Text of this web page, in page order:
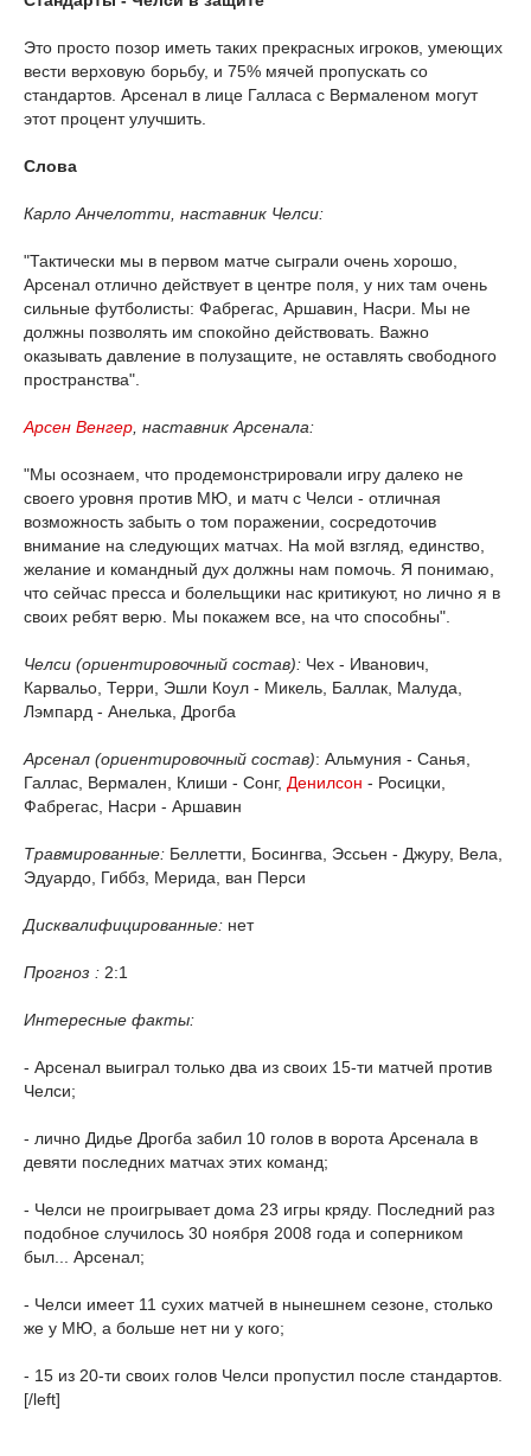
Это просто позор иметь таких прекрасных игроков, умеющих
вести верховую борьбу, и 75% мячей пропускать со
стандартов. Арсенал в лице Галласа с Вермаленом могут
этот процент улучшить.
Слова
Карло Анчелотти, наставник Челси:
"Тактически мы в первом матче сыграли очень хорошо,
Арсенал отлично действует в центре поля, у них там очень
сильные футболисты: Фабрегас, Аршавин, Насри. Мы не
должны позволять им спокойно действовать. Важно
оказывать давление в полузащите, не оставлять свободного
пространства".
Арсен Венгер, наставник Арсенала:
"Мы осознаем, что продемонстрировали игру далеко не
своего уровня против МЮ, и матч с Челси - отличная
возможность забыть о том поражении, сосредоточив
внимание на следующих матчах. На мой взгляд, единство,
желание и командный дух должны нам помочь. Я понимаю,
что сейчас пресса и болельщики нас критикуют, но лично я в
своих ребят верю. Мы покажем все, на что способны".
Челси (ориентировочный состав): Чех - Иванович,
Карвальо, Терри, Эшли Коул - Микель, Баллак, Малуда,
Лэмпард - Анелька, Дрогба
Арсенал (ориентировочный состав): Альмуния - Санья,
Галлас, Вермален, Клиши - Сонг, Денилсон - Росицки,
Фабрегас, Насри - Аршавин
Травмированные: Беллетти, Босингва, Эссьен - Джуру, Вела,
Эдуардо, Гиббз, Мерида, ван Перси
Дисквалифицированные: нет
Прогноз : 2:1
Интересные факты:
- Арсенал выиграл только два из своих 15-ти матчей против
Челси;
- лично Дидье Дрогба забил 10 голов в ворота Арсенала в
девяти последних матчах этих команд;
- Челси не проигрывает дома 23 игры кряду. Последний раз
подобное случилось 30 ноября 2008 года и соперником
был... Арсенал;
- Челси имеет 11 сухих матчей в нынешнем сезоне, столько
же у МЮ, а больше нет ни у кого;
- 15 из 20-ти своих голов Челси пропустил после стандартов.
[/left]